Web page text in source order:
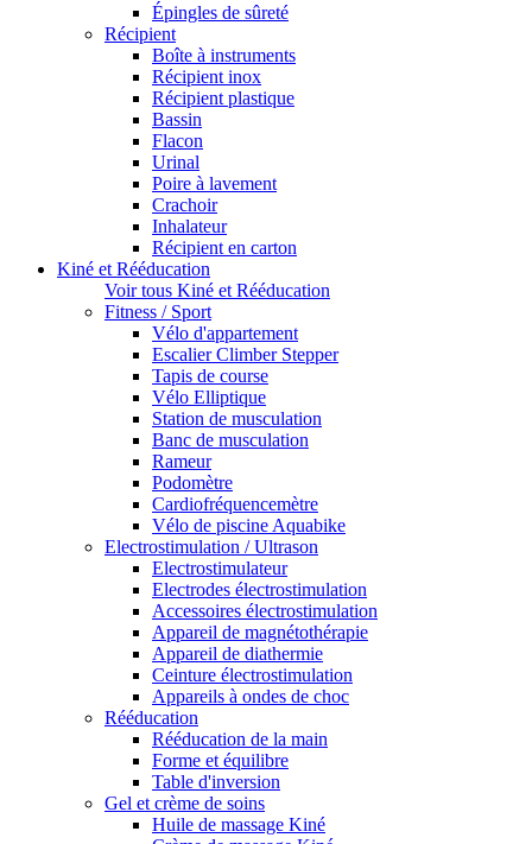
Épingles de sûreté
Récipient
Boîte à instruments
Récipient inox
Récipient plastique
Bassin
Flacon
Urinal
Poire à lavement
Crachoir
Inhalateur
Récipient en carton
Kiné et Rééducation
Voir tous Kiné et Rééducation
Fitness / Sport
Vélo d'appartement
Escalier Climber Stepper
Tapis de course
Vélo Elliptique
Station de musculation
Banc de musculation
Rameur
Podomètre
Cardiofréquencemètre
Vélo de piscine Aquabike
Electrostimulation / Ultrason
Electrostimulateur
Electrodes électrostimulation
Accessoires électrostimulation
Appareil de magnétothérapie
Appareil de diathermie
Ceinture électrostimulation
Appareils à ondes de choc
Rééducation
Rééducation de la main
Forme et équilibre
Table d'inversion
Gel et crème de soins
Huile de massage Kiné